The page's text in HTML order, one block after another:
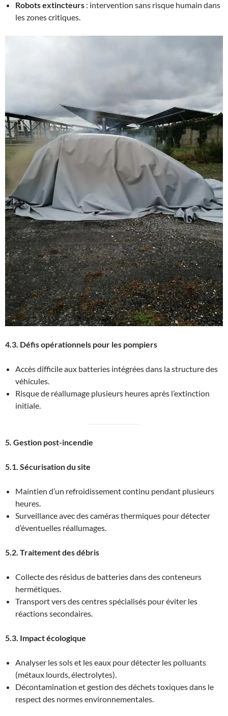
Robots extincteurs : intervention sans risque humain dans
les zones critiques.
4.3. Défis opérationnels pour les pompiers
Accès difficile aux batteries intégrées dans la structure des
véhicules.
Risque de réallumage plusieurs heures après l’extinction
initiale.
5. Gestion post-incendie
5.1. Sécurisation du site
Maintien d’un refroidissement continu pendant plusieurs
heures.
Surveillance avec des caméras thermiques pour détecter
d’éventuelles réallumages.
5.2. Traitement des débris
Collecte des résidus de batteries dans des conteneurs
hermétiques.
Transport vers des centres spécialisés pour éviter les
réactions secondaires.
5.3. Impact écologique
Analyser les sols et les eaux pour détecter les polluants
(métaux lourds, électrolytes).
Décontamination et gestion des déchets toxiques dans le
respect des normes environnementales.